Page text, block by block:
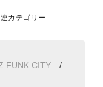
カテゴリー
FUNK CITY